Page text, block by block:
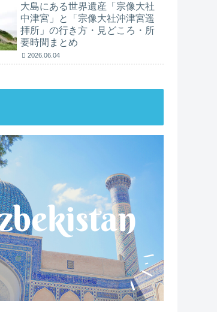
大島にある世界遺産「宗像大社
中津宮」と「宗像大社沖津宮遥
拝所」の行き方・見どころ・所
要時間まとめ
2026.06.04